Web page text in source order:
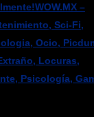
WOW.MX –
Sci-Fi,
Ocio,
Locuras,
Psicología,